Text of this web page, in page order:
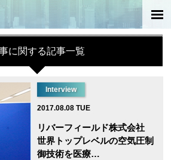
に関する記事一覧
Interview
2017.08.08 TUE
リバーフィールド株式会社
世界トップレベルの空気圧制
御技術を医療…